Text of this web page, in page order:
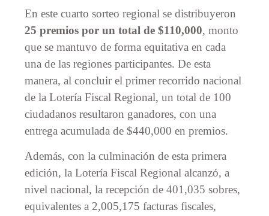
En este cuarto sorteo regional se distribuyeron
25 premios por un total de $110,000, monto
que se mantuvo de forma equitativa en cada
una de las regiones participantes. De esta
manera, al concluir el primer recorrido nacional
de la Lotería Fiscal Regional, un total de 100
ciudadanos resultaron ganadores, con una
entrega acumulada de $440,000 en premios.
Además, con la culminación de esta primera
edición, la Lotería Fiscal Regional alcanzó, a
nivel nacional, la recepción de 401,035 sobres,
equivalentes a 2,005,175 facturas fiscales,